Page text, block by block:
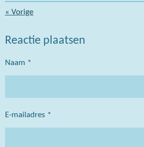
« Vorige
Reactie plaatsen
Naam *
E-mailadres *